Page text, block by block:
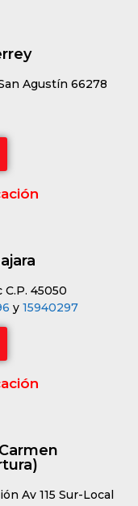
Agustín 66278
45050
y 15940297
Av 115 Sur-Local